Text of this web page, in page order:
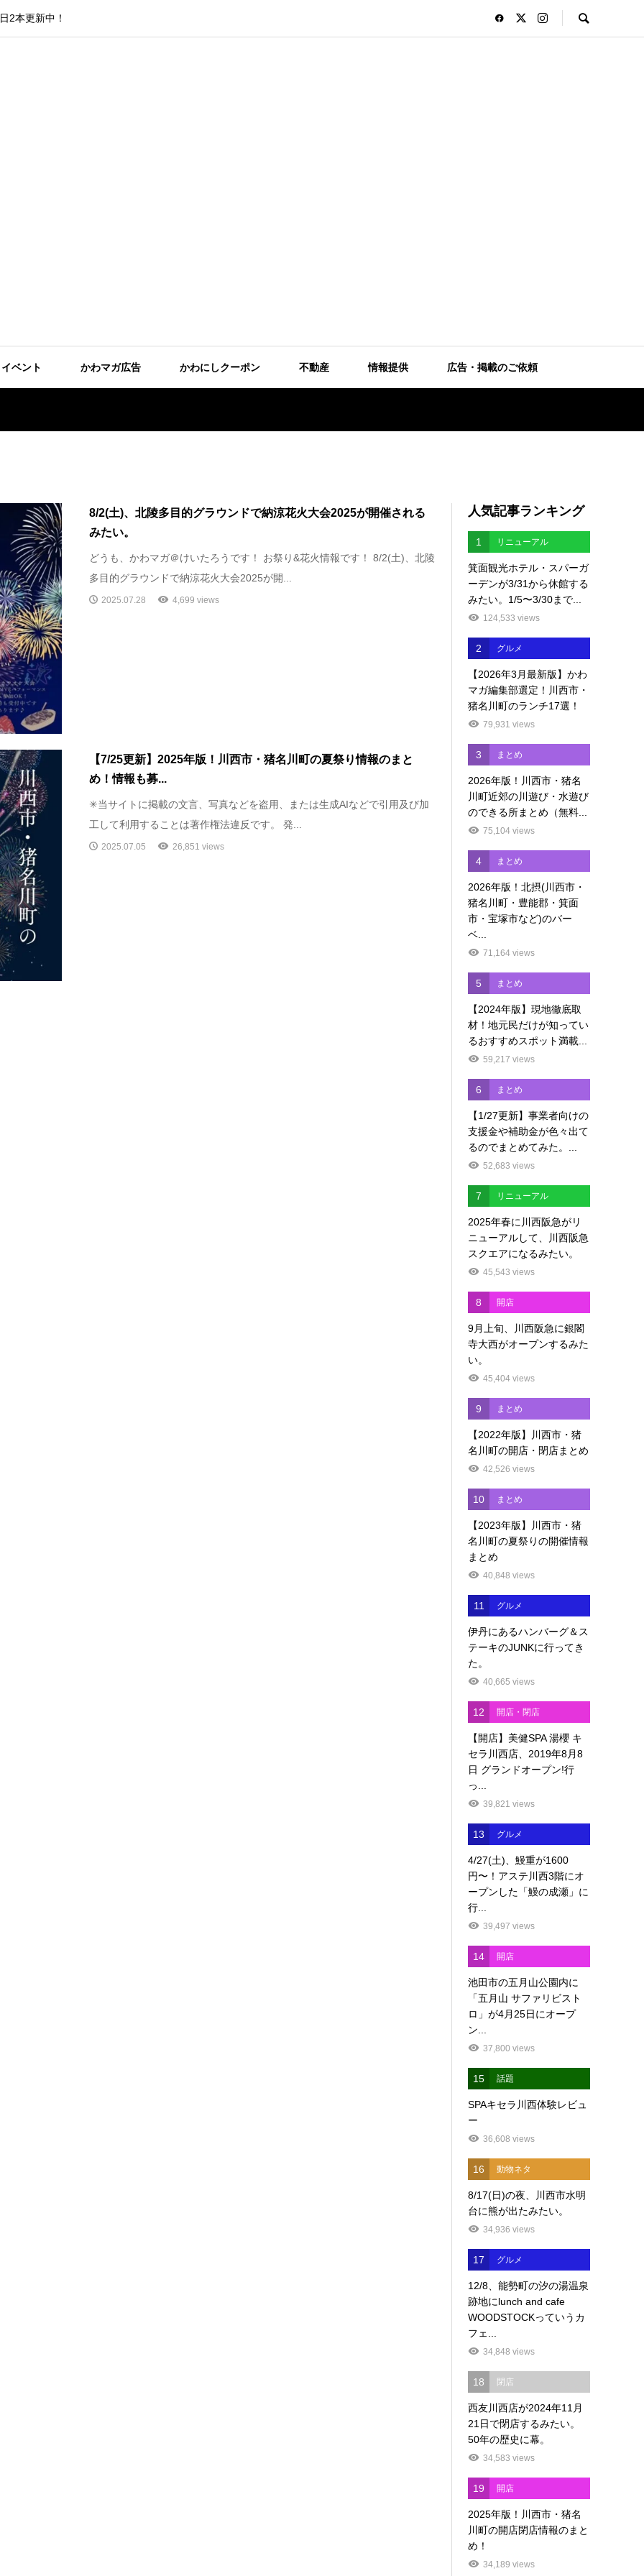
2本更新中！
イベント かわマガ広告 かわにしクーポン 不動産 情報提供 広告・掲載のご依頼
8/2(土)、北陵多目的グラウンドで納涼花火大会2025が開催される
みたい。
どうも、かわマガ＠けいたろうです！ お祭り&花火情報です！ 8/2(土)、北陵
多目的グラウンドで納涼花火大会2025が開...
2025.07.28 4,699 views
【7/25更新】2025年版！川西市・猪名川町の夏祭り情報のまと
め！情報も募...
✳︎当サイトに掲載の文言、写真などを盗用、または生成AIなどで引用及び加
工して利用することは著作権法違反です。 発...
2025.07.05 26,851 views
人気記事ランキング
1 リニューアル
箕面観光ホテル・スパーガ
ーデンが3/31から休館する
みたい。1/5〜3/30まで...
124,533 views
2 グルメ
【2026年3月最新版】かわ
マガ編集部選定！川西市・
猪名川町のランチ17選！
79,931 views
3 まとめ
2026年版！川西市・猪名
川町近郊の川遊び・水遊び
のできる所まとめ（無料...
75,104 views
4 まとめ
2026年版！北摂(川西市・
猪名川町・豊能郡・箕面
市・宝塚市など)のバー
ベ...
71,164 views
5 まとめ
【2024年版】現地徹底取
材！地元民だけが知ってい
るおすすめスポット満載...
59,217 views
6 まとめ
【1/27更新】事業者向けの
支援金や補助金が色々出て
るのでまとめてみた。...
52,683 views
7 リニューアル
2025年春に川西阪急がリ
ニューアルして、川西阪急
スクエアになるみたい。
45,543 views
8 開店
9月上旬、川西阪急に銀閣
寺大西がオープンするみた
い。
45,404 views
9 まとめ
【2022年版】川西市・猪
名川町の開店・閉店まとめ
42,526 views
10 まとめ
【2023年版】川西市・猪
名川町の夏祭りの開催情報
まとめ
40,848 views
11 グルメ
伊丹にあるハンバーグ＆ス
テーキのJUNKに行ってき
た。
40,665 views
12 開店・閉店
【開店】美健SPA 湯櫻 キ
セラ川西店、2019年8月8
日 グランドオープン!行
っ...
39,821 views
13 グルメ
4/27(土)、鰻重が1600
円〜！アステ川西3階にオ
ープンした「鰻の成瀬」に
行...
39,497 views
14 開店
池田市の五月山公園内に
「五月山 サファリビスト
ロ」が4月25日にオープ
ン...
37,800 views
15 話題
SPAキセラ川西体験レビュ
ー
36,608 views
16 動物ネタ
8/17(日)の夜、川西市水明
台に熊が出たみたい。
34,936 views
17 グルメ
12/8、能勢町の汐の湯温泉
跡地にlunch and cafe
WOODSTOCKっていうカ
フェ...
34,848 views
18 閉店
西友川西店が2024年11月
21日で閉店するみたい。
50年の歴史に幕。
34,583 views
19 開店
2025年版！川西市・猪名
川町の開店閉店情報のまと
め！
34,189 views